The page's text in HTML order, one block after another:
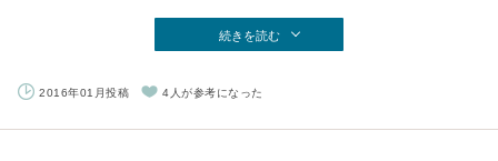
続きを読む
2016年01月投稿 4人が参考になった